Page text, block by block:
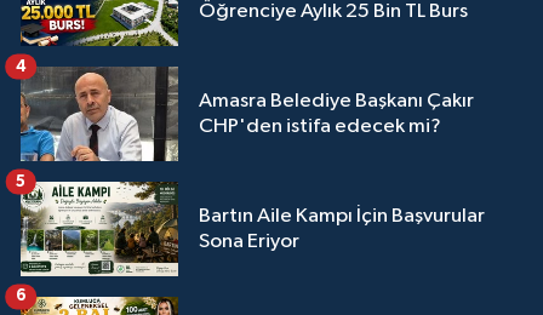
Öğrenciye Aylık 25 Bin TL Burs
Amasra Belediye Başkanı Çakır
CHP'den istifa edecek mi?
4
Bartın Aile Kampı İçin Başvurular
Sona Eriyor
5
6